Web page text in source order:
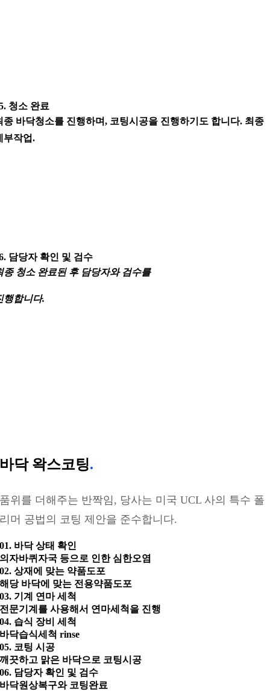
청소 완료
종 바닥청소를 진행하며, 코팅시공을 진행하기도 합니다. 최종
부작업.
담당자 확인 및 검수
종 청소 완료된 후 담당자와 검수를
행합니다.
바닥 왁스코팅.
품위를 더해주는 반짝임, 당사는 미국 UCL 사의 특수 폴
리머 공법의 코팅 제안을 준수합니다.
01. 바닥 상태 확인
의자바퀴자국 등으로 인한 심한오염
02. 상재에 맞는 약품도포
해당 바닥에 맞는 전용약품도포
03. 기계 연마 세척
전문기계를 사용해서 연마세척을 진행
04. 습식 장비 세척
바닥습식세척 rinse
05. 코팅 시공
깨끗하고 맑은 바닥으로 코팅시공
06. 담당자 확인 및 검수
바닥원상복구와 코팅완료